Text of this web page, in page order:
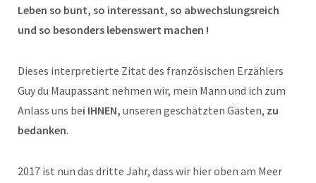
Leben so bunt, so interessant, so abwechslungsreich
und so besonders lebenswert machen !
Dieses interpretierte Zitat des französischen Erzählers
Guy du Maupassant nehmen wir, mein Mann und ich zum
Anlass uns bei IHNEN, unseren geschätzten Gästen, zu
bedanken.
2017 ist nun das dritte Jahr, dass wir hier oben am Meer